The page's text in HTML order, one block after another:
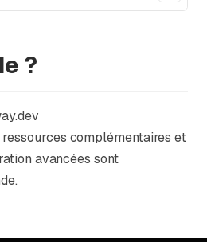
?
ressources complémentaires et
avancées sont